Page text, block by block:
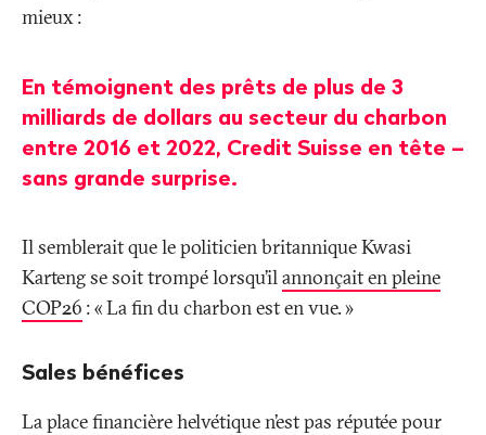
mieux:
En témoignent des prêts de plus de 3
milliards de dollars au secteur du charbon
entre 2016 et 2022, Credit Suisse en tête –
sans grande surprise.
Il semblerait que le politicien britannique Kwasi
Karteng se soit trompé lorsqu’ilannonçait en pleine
COP26 : «La fin du charbon est en vue.»
Sales bénéfices
La place financière helvétique n’est pas réputée pour